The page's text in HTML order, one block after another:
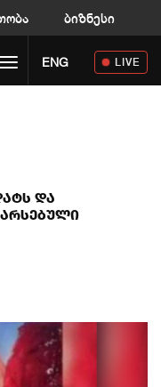
ბიზნესი
Toggle navigation
ENG LIVE
და
არსებული